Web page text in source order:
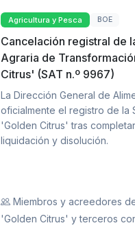
Agricultura y Pesca BOE
Cancelación registral de
Agraria de
Citrus' (SAT n.º 9967)
La Dirección General de
oficialmente el registro de la
'Golden Citrus' tras
liquidación y disolución.
Miembros y acreedores
'Golden Citrus' y terceros